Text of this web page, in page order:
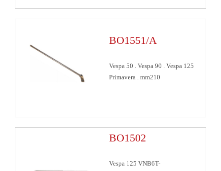
BO1551/A
Vespa 50 . Vespa 90 . Vespa 125
Primavera . mm210
BO1502
Vespa 125 VNB6T-